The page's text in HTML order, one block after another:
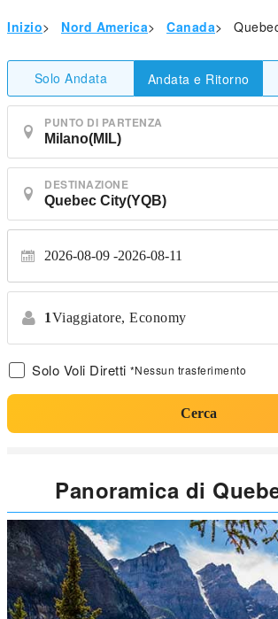
Inizio> Nord America> Canada>
Solo Andata Andata e Ritorno
PUNTO DI PARTENZA
DESTINAZIONE
2026-08-09 2026-08-11
1Viaggiatore, Economy
Solo Voli Diretti *Nessun trasferimento
Cerca
Panoramica di